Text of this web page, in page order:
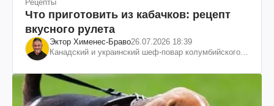
Рецепты
Что приготовить из кабачков: рецепт
вкусного рулета
Эктор Хименес-Браво26.07.2026 18:39
Канадский и украинский шеф-повар колумбийского